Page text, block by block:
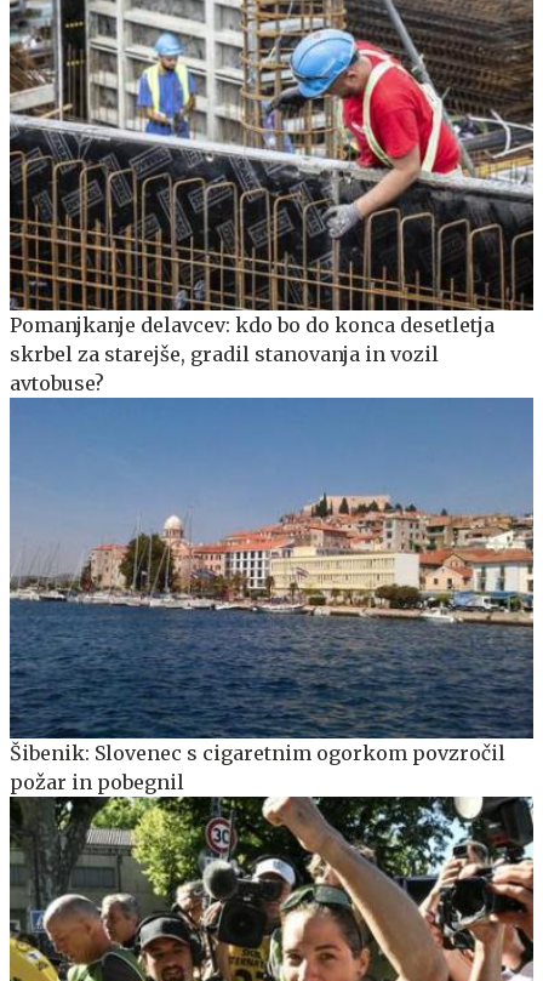
Pomanjkanje delavcev: kdo bo do konca desetletja
skrbel za starejše, gradil stanovanja in vozil
avtobuse?
Šibenik: Slovenec s cigaretnim ogorkom povzročil
požar in pobegnil